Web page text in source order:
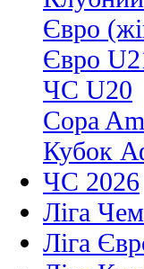
Євро
Євро
ЧС U20
Copa
Кубок
ЧС 2026
Ліга
Ліга